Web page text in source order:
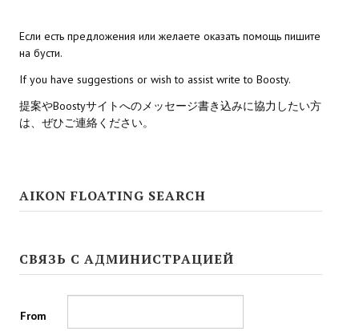
Если есть предложения или желаете оказать помощь пишите
на бусти.
If you have suggestions or wish to assist write to Boosty.
提案やBoostyサイトへのメッセージ書き込みに協力したい方
は、ぜひご連絡ください。
AIKON FLOATING SEARCH
СВЯЗЬ С АДМИНИСТРАЦИЕЙ
From